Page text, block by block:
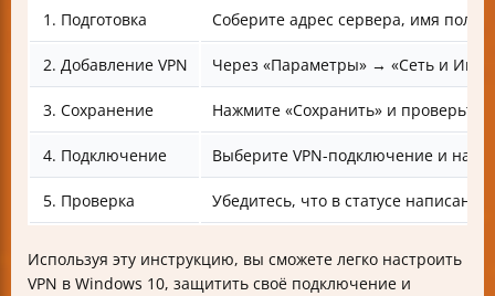
1. Подготовка Соберите адрес сервера, имя
2. Добавление VPN Через «Параметры» → «Сеть и
3. Сохранение Нажмите «Сохранить» и проверьте
4. Подключение Выберите VPN-подключение и
5. Проверка Убедитесь, что в статусе написано
Используя эту инструкцию, вы сможете легко настроить
VPN в Windows 10, защитить своё подключение и